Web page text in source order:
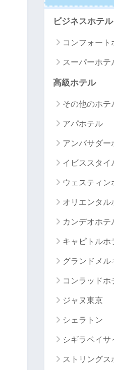
ビジネスホテル
コンフォート
スーパーホテ
高級ホテル
その他のホテ
アパホテル
アンバサダー
イビススタイ
ウェスティン
オリエンタル
カンデオホテ
キャピトルホ
グランドメル
コンラッドホ
ジャヌ東京
シェラトン
シギラベイ
ストリングス